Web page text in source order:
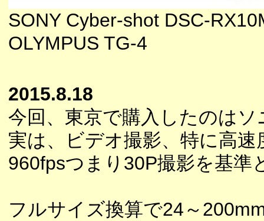
SONY Cyber-shot DSC-
OLYMPUS TG-4
2015.8.18
今回、東京で購入したのは
実は、ビデオ撮影、特に高
960fpsつまり30P撮影を基準
フルサイズ換算で24～